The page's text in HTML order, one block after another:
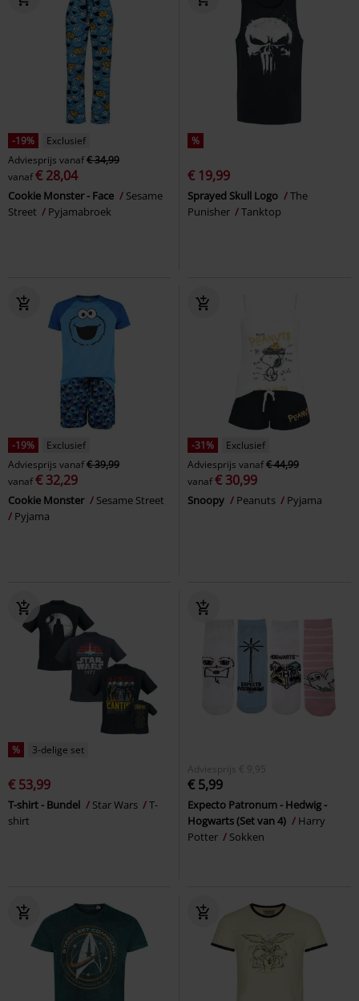
-19%
Exclusief
Adviesprijs vanaf€ 34,99
vanaf€ 28,04
Cookie Monster - Face
Sesame
Street
Pyjamabroek
%
€ 19,99
Sprayed Skull Logo
The
Punisher
Tanktop
-19%
Exclusief
Adviesprijs vanaf€ 39,99
vanaf€ 32,29
Cookie Monster
Sesame Street
Pyjama
-31%
Exclusief
Adviesprijs vanaf€ 44,99
vanaf€ 30,99
Snoopy Peanuts Pyjama
% 3-delige set
€ 53,99
T-shirt - Bundel Star Wars
T-
shirt
Adviesprijs € 9,95
€ 5,99
Expecto Patronum - Hedwig -
Hogwarts (Set van 4)
Harry
Potter
Sokken